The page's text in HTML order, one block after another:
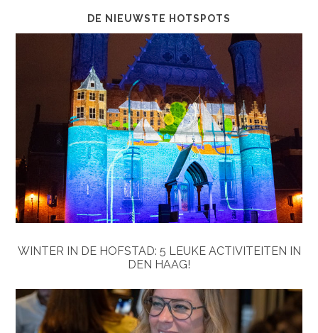
DE NIEUWSTE HOTSPOTS
WINTER IN DE HOFSTAD: 5 LEUKE ACTIVITEITEN IN
DEN HAAG!